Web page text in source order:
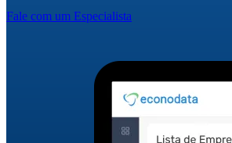
Fale com um Especialista